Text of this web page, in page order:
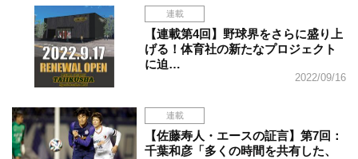
連載
【連載第4回】野球界をさらに盛り上
げる！体育社の新たなプロジェクト
に迫…
2022/09/16
連載
【佐藤寿人・エースの証言】第7回：
千葉和彦「多くの時間を共有した、